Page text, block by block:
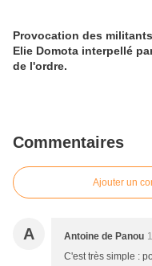
Provocation des
Elie Domota interpellé
de l'ordre.
Commentaires
Ajouter un
A Antoine de Panou
C'est très simple :